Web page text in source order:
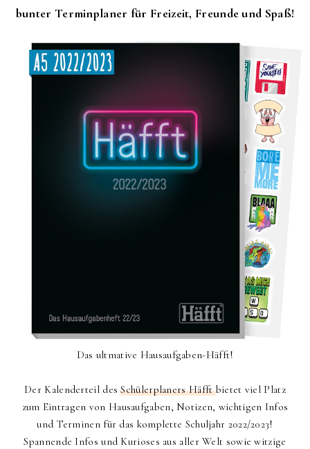
bunter Terminplaner für Freizeit, Freunde und Spaß!
Das ultmative Hausaufgaben-Häfft!
Der Kalenderteil desSchülerplaners Häfftbietet viel Platz
zum Eintragen von Hausaufgaben, Notizen, wichtigen Infos
und Terminen für das komplette Schuljahr 2022/2023!
Spannende Infos und Kurioses aus aller Welt sowie witzige